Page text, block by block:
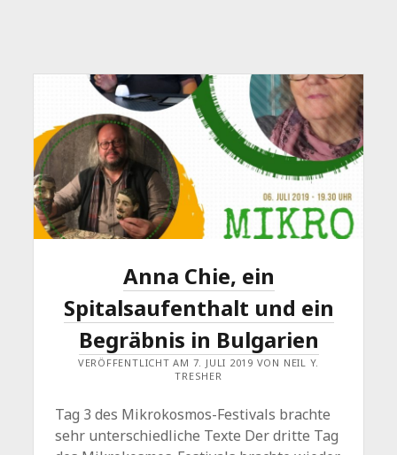
Anna Chie, ein
Spitalsaufenthalt und ein
Begräbnis in Bulgarien
VERÖFFENTLICHT AM 7. JULI 2019 VON NEIL Y.
TRESHER
Tag 3 des Mikrokosmos-Festivals brachte
sehr unterschiedliche Texte Der dritte Tag